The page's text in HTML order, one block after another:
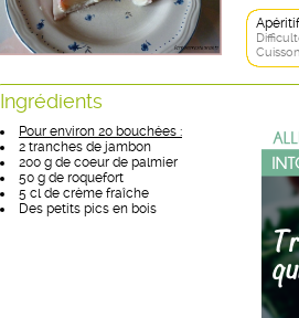
Ingrédients
Pour environ 20 bouchées :
2 tranches de jambon
200 g de coeur de palmier
50 g de roquefort
5 cl de crème fraîche
Des petits pics en bois